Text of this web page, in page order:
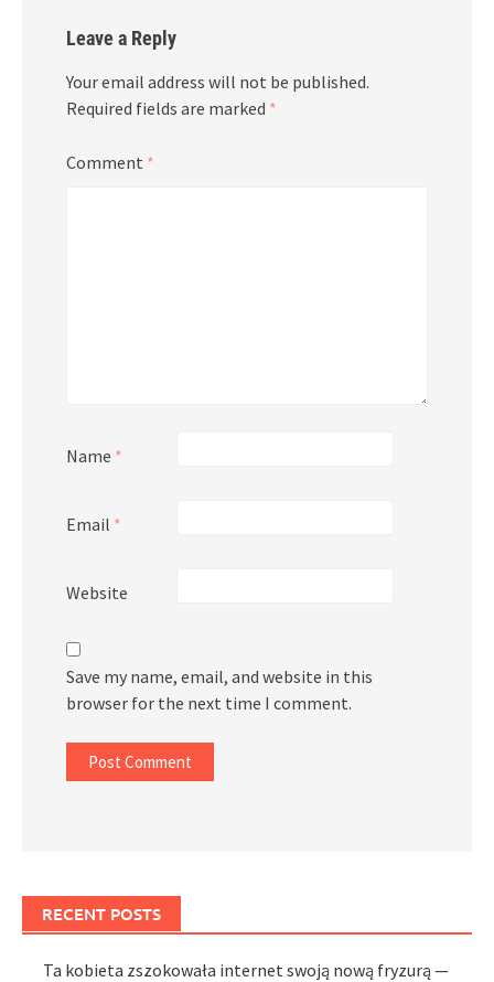
Leave a Reply
Your email address will not be published.
Required fields are marked *
Comment *
Name *
Email *
Website
Save my name, email, and website in this
browser for the next time I comment.
RECENT POSTS
Ta kobieta zszokowała internet swoją nową fryzurą —